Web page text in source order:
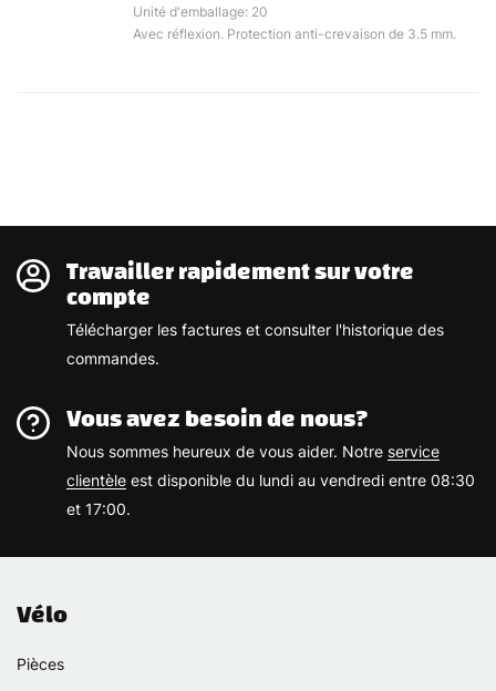
Unité d'emballage: 20
Avec réflexion. Protection anti-crevaison de 3.5 mm.
Travailler rapidement sur votre
compte
Télécharger les factures et consulter l'historique des
commandes.
Vous avez besoin de nous?
Nous sommes heureux de vous aider. Notre service
clientèle est disponible du lundi au vendredi entre 08:30
et 17:00.
Vélo
Pièces